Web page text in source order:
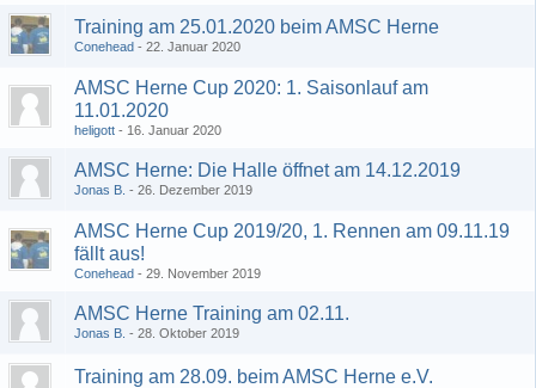
Training am 25.01.2020 beim AMSC Herne
Conehead 22. Januar 2020
AMSC Herne Cup 2020: 1. Saisonlauf am
11.01.2020
heligott 16. Januar 2020
AMSC Herne: Die Halle öffnet am 14.12.2019
Jonas B. 26. Dezember 2019
AMSC Herne Cup 2019/20, 1. Rennen am 09.11.19
fällt aus!
Conehead 29. November 2019
AMSC Herne Training am 02.11.
Jonas B. 28. Oktober 2019
Training am 28.09. beim AMSC Herne e.V.